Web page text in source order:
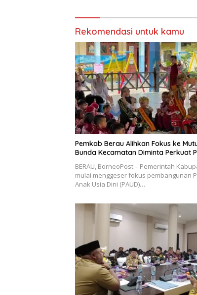
Rekomendasi untuk kamu
Pemkab Berau Alihkan Fokus ke
Bunda Kecamatan Diminta Perkuat
BERAU, BorneoPost – Pemerintah
mulai menggeser fokus pembangunan
Anak Usia Dini (PAUD)…